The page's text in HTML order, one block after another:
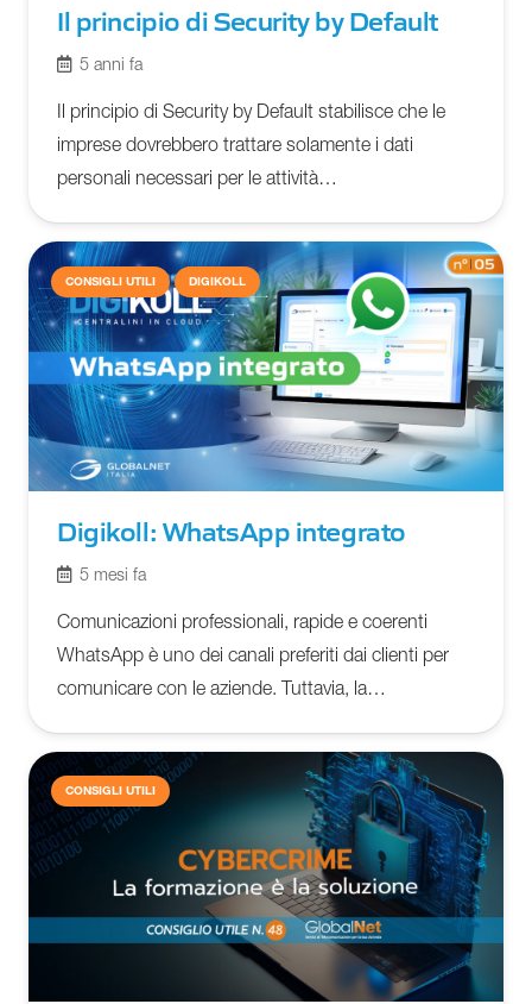
Il principio di Security by Default
5 anni fa
Il principio di Security by Default stabilisce che le
imprese dovrebbero trattare solamente i dati
personali necessari per le attività…
CONSIGLI UTILI DIGIKOLL
Digikoll: WhatsApp integrato
5 mesi fa
Comunicazioni professionali, rapide e coerenti
WhatsApp è uno dei canali preferiti dai clienti per
comunicare con le aziende. Tuttavia, la…
CONSIGLI UTILI